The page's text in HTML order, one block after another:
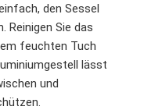
den Sessel
Reinigen Sie das
feuchten Tuch
lässt
und